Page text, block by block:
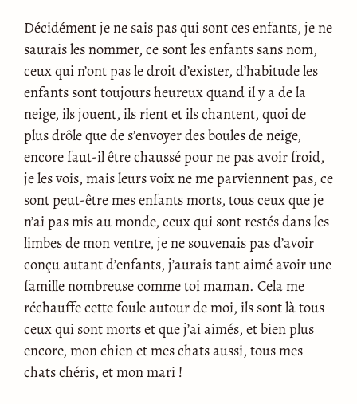
Décidément je ne sais pas qui sont ces enfants, je ne
saurais les nommer, ce sont les enfants sans nom,
ceux qui n’ont pas le droit d’exister, d’habitude les
enfants sont toujours heureux quand il y a de la
neige, ils jouent, ils rient et ils chantent, quoi de
plus drôle que de s’envoyer des boules de neige,
encore faut-il être chaussé pour ne pas avoir froid,
je les vois, mais leurs voix ne me parviennent pas, ce
sont peut-être mes enfants morts, tous ceux que je
n’ai pas mis au monde, ceux qui sont restés dans les
limbes de mon ventre, je ne souvenais pas d’avoir
conçu autant d’enfants, j’aurais tant aimé avoir une
famille nombreuse comme toi maman. Cela me
réchauffe cette foule autour de moi, ils sont là tous
ceux qui sont morts et que j’ai aimés, et bien plus
encore, mon chien et mes chats aussi, tous mes
chats chéris, et mon mari !